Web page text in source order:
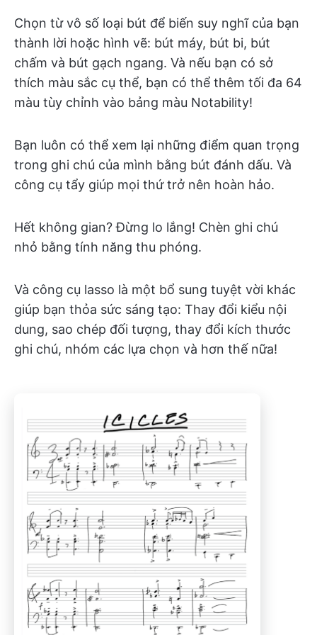
Chọn từ vô số loại bút để biến suy nghĩ của bạn
thành lời hoặc hình vẽ: bút máy, bút bi, bút
chấm và bút gạch ngang. Và nếu bạn có sở
thích màu sắc cụ thể, bạn có thể thêm tối đa 64
màu tùy chỉnh vào bảng màu Notability!
Bạn luôn có thể xem lại những điểm quan trọng
trong ghi chú của mình bằng bút đánh dấu. Và
công cụ tẩy giúp mọi thứ trở nên hoàn hảo.
Hết không gian? Đừng lo lắng! Chèn ghi chú
nhỏ bằng tính năng thu phóng.
Và công cụ lasso là một bổ sung tuyệt vời khác
giúp bạn thỏa sức sáng tạo: Thay đổi kiểu nội
dung, sao chép đối tượng, thay đổi kích thước
ghi chú, nhóm các lựa chọn và hơn thế nữa!